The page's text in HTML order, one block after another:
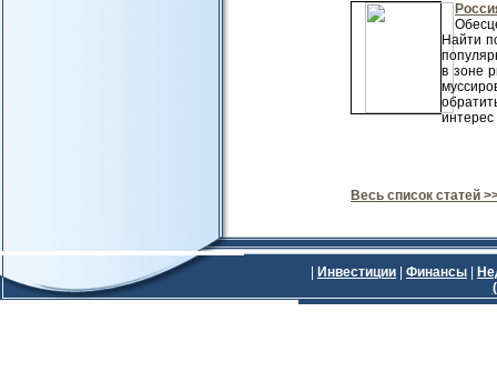
Найти
в зоне
интерес
Весь список статей
Инвестиции Финансы